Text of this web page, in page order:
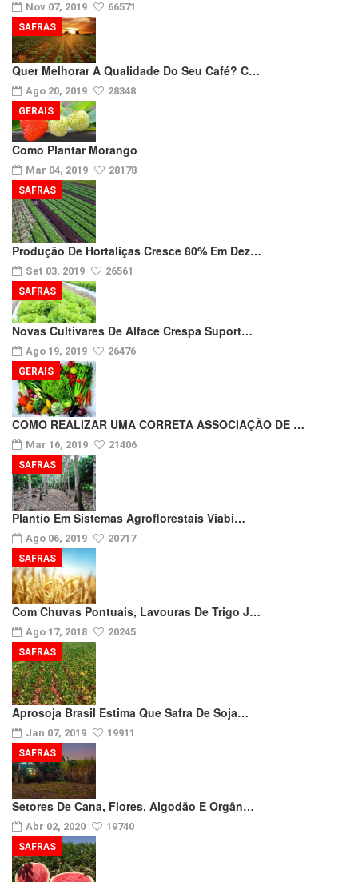
Nov 07, 2019 66571
Quer Melhorar A Qualidade Do Seu Café? C…
Ago 20, 2019 28348
SAFRAS
Como Plantar Morango
Mar 04, 2019 28178
GERAIS
Produção De Hortaliças Cresce 80% Em Dez…
Set 03, 2019 26561
SAFRAS
Novas Cultivares De Alface Crespa Suport…
Ago 19, 2019 26476
SAFRAS
COMO REALIZAR UMA CORRETA ASSOCIAÇÃO DE …
Mar 16, 2019 21406
GERAIS
Plantio Em Sistemas Agroflorestais Viabi…
Ago 06, 2019 20717
SAFRAS
Com Chuvas Pontuais, Lavouras De Trigo J…
Ago 17, 2018 20245
SAFRAS
Aprosoja Brasil Estima Que Safra De Soja…
Jan 07, 2019 19911
SAFRAS
Setores De Cana, Flores, Algodão E Orgân…
Abr 02, 2020 19740
SAFRAS
SAFRAS